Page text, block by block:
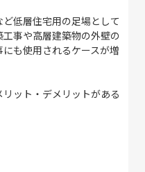
低層住宅用の足場として
事や高層建築物の外壁の
も使用されるケースが増
ット・デメリットがある